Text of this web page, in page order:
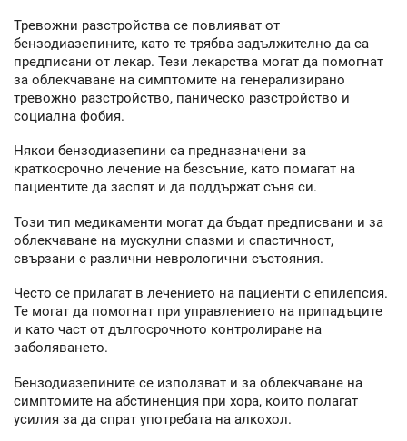
Тревожни разстройства се повлияват от
бензодиазепините, като те трябва задължително да са
предписани от лекар. Тези лекарства могат да помогнат
за облекчаване на симптомите на генерализирано
тревожно разстройство, паническо разстройство и
социална фобия.
Някои бензодиазепини са предназначени за
краткосрочно лечение на безсъние, като помагат на
пациентите да заспят и да поддържат съня си.
Този тип медикаменти могат да бъдат предписвани и за
облекчаване на мускулни спазми и спастичност,
свързани с различни неврологични състояния.
Често се прилагат в лечението на пациенти с епилепсия.
Те могат да помогнат при управлението на припадъците
и като част от дългосрочното контролиране на
заболяването.
Бензодиазепините се използват и за облекчаване на
симптомите на абстиненция при хора, които полагат
усилия за да спрат употребата на алкохол.